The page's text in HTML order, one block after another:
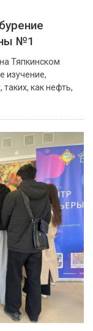
№1
Тяпкинском
изучение,
как нефть,